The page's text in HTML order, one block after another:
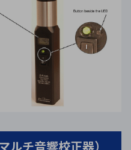
チ音響校正器）